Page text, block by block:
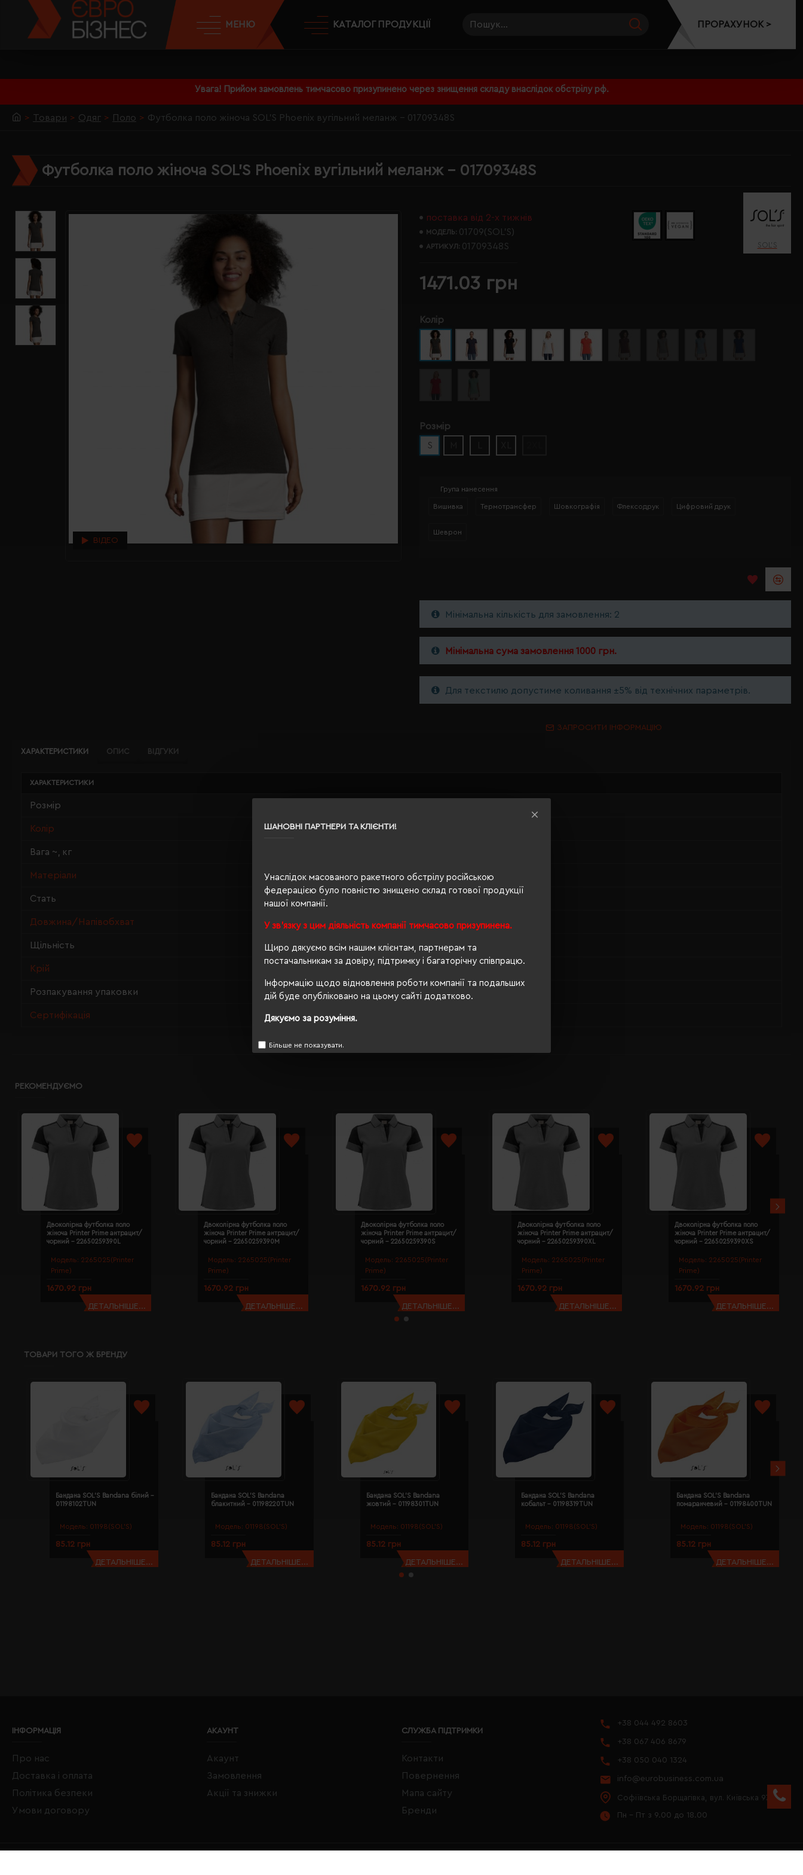
ШАНОВНІ ПАРТНЕРИ ТА КЛІЄНТИ!
Унаслідок масованого ракетного обстрілу російською
федерацією було повністю знищено склад готової продукції
нашої компанії.
У зв'язку з цим діяльність компанії тимчасово призупинена.
Щиро дякуємо всім нашим клієнтам, партнерам та
постачальникам за довіру, підтримку і багаторічну співпрацю.
Інформацію щодо відновлення роботи компанії та подальших
дій буде опубліковано на цьому сайті додатково.
Дякуємо за розуміння.
Більше не показувати.
Увага! Прийом замовлень тимчасово призупинено через знищення складу внаслідок обстрілу рф.
МЕНЮ КАТАЛОГ ПРОДУКЦІЇ ПРОРАХУНОК >
Товари Одяг Поло Футболка поло жіноча SOL'S Phoenix вугільний меланж - 01709348S
Футболка поло жіноча SOL'S Phoenix вугільний меланж - 01709348S
ВІДЕО
поставка від 2-х тижнів
МОДЕЛЬ: 01709(SOL’S)
АРТИКУЛ: 01709348S SOL’S
1471.03 грн
Колір
Розмір
S
Група нанесення
Вишивка Термотрансфер Шовкографія Флексодрук Цифровий друк
Шеврон
Мінімальна кількість для замовлення: 2
Мінімальна сума замовлення 1000 грн.
Для текстилю допустиме коливання ±5% від технічних параметрів.
ЗАПРОСИТИ ІНФОРМАЦІЮ
ХАРАКТЕРИСТИКИ ОПИС ВІДГУКИ
ХАРАКТЕРИСТИКИ
Розмір
Колір вугільний меланж
Вага ~, кг
Матеріали 56% бавовна, 39% поліестер, 5% еластан
Стать жіноча
Довжина/Напівобхват 65/41
Щільність 220 г/м²
Крій
Розпакування упаковки
Сертифікація OEKO-TEX® Standard 100, PETA-Approved Vegan
РЕКОМЕНДУЄМО
Модель: 2265025(Printer
Prime)
Двоколірна футболка поло
жіноча Printer Prime антрацит/
чорний - 22650259390L
1670.92 грн
ДЕТАЛЬНІШЕ...
Модель: 2265025(Printer
Prime)
Двоколірна футболка поло
жіноча Printer Prime антрацит/
чорний - 22650259390M
1670.92 грн
ДЕТАЛЬНІШЕ...
Модель: 2265025(Printer
Prime)
Двоколірна футболка поло
жіноча Printer Prime антрацит/
чорний - 22650259390S
1670.92 грн
ДЕТАЛЬНІШЕ...
Модель: 2265025(Printer
Prime)
Двоколірна футболка поло
жіноча Printer Prime антрацит/
чорний - 22650259390XL
1670.92 грн
ДЕТАЛЬНІШЕ...
Модель: 2265025(Printer
Prime)
Двоколірна футболка поло
жіноча Printer Prime антрацит/
чорний - 22650259390XS
1670.92 грн
ДЕТАЛЬНІШЕ...
ТОВАРИ ТОГО Ж БРЕНДУ
Модель: 01198(SOL’S)
Бандана SOL'S Bandana білий -
01198102TUN
85.12 грн
ДЕТАЛЬНІШЕ...
Модель: 01198(SOL’S)
Бандана SOL'S Bandana
блакитний - 01198220TUN
85.12 грн
ДЕТАЛЬНІШЕ...
Модель: 01198(SOL’S)
Бандана SOL'S Bandana
жовтий - 01198301TUN
85.12 грн
ДЕТАЛЬНІШЕ...
Модель: 01198(SOL’S)
Бандана SOL'S Bandana
кобальт - 01198319TUN
85.12 грн
ДЕТАЛЬНІШЕ...
Модель: 01198(SOL’S)
Бандана SOL'S Bandana
помаранчевий - 01198400TUN
85.12 грн
ДЕТАЛЬНІШЕ...
ІНФОРМАЦІЯ
Про нас
Доставка і оплата
Політика безпеки
Умови договору
АКАУНТ
Акаунт
Замовлення
Акції та знижки
СЛУЖБА ПІДТРИМКИ
Контакти
Повернення
Мапа сайту
Бренди
+38 044 492 8603
+38 067 406 8679
+38 050 040 1324
info@eurobusiness.com.ua
Софіївська Борщагівка, вул. Київська 97
Пн - Пт з 9.00 до 18.00